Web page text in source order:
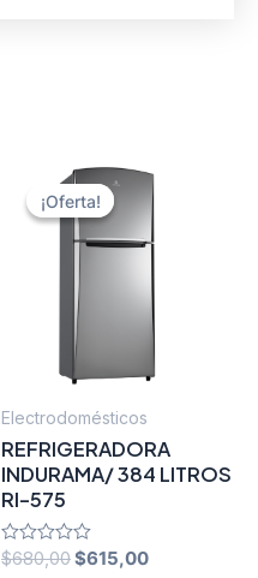
¡Oferta!
¡Oferta!
Electrodomésticos
REFRIGERADORA
INDURAMA/ 384 LITROS
RI-575
Rated
0
$680,00Original
$615,00Current